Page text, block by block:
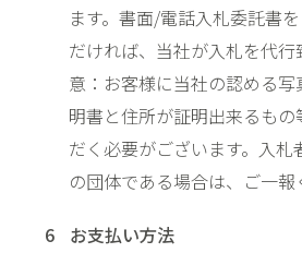
ます。書面/電話入札委託書
だければ、当社が入札を代行
意：お客様に当社の認める
明書と住所が証明出来るも
だく必要がございます。入
の団体である場合は、ご一報
お支払い方法